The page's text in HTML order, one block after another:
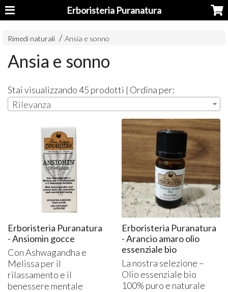
Erboristeria Puranatura
Rimedi naturali Ansia e sonno
Ansia e sonno
Stai visualizzando 45 prodotti | Ordina per:
Rilevanza
Erboristeria Puranatura
- Ansiomin gocce
Con Ashwagandha e
Melissa per il
rilassamento e il
benessere mentale
Erboristeria Puranatura
- Arancio amaro olio
essenziale bio
La nostra selezione –
Olio essenziale bio
100% puro e naturale